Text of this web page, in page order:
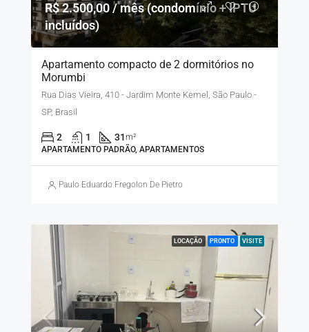
R$ 2.500,00 / mês (condomínio + IPTU
incluídos)
Apartamento compacto de 2 dormitórios no
Morumbi
Rua Dias Vieira, 410 - Jardim Monte Kemel, São Paulo -
SP, Brasil
2 1 31m²
APARTAMENTO PADRÃO, APARTAMENTOS
Paulo Eduardo Fregolon De Pietro
LOCAÇÃO PRONTO VISITE